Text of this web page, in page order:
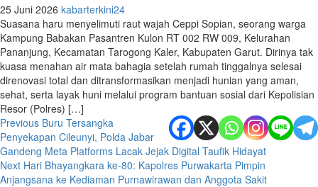
25 Juni 2026 kabarterkini24
Suasana haru menyelimuti raut wajah Ceppi Sopian, seorang warga
Kampung Babakan Pasantren Kulon RT 002 RW 009, Kelurahan
Pananjung, Kecamatan Tarogong Kaler, Kabupaten Garut. Dirinya tak
kuasa menahan air mata bahagia setelah rumah tinggalnya selesai
direnovasi total dan ditransformasikan menjadi hunian yang aman,
sehat, serta layak huni melalui program bantuan sosial dari Kepolisian
Resor (Polres) […]
Post
navigation
Previous Buru Tersangka
Penyekapan Cileunyi, Polda Jabar
Gandeng Meta Platforms Lacak Jejak Digital Taufik Hidayat
Next Hari Bhayangkara ke-80: Kapolres Purwakarta Pimpin
Anjangsana ke Kediaman Purnawirawan dan Anggota Sakit